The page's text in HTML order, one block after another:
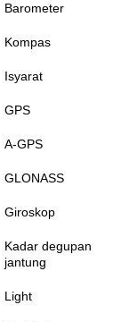
Barometer
Kompas
Isyarat
GPS
A-GPS
GLONASS
Giroskop
Kadar degupan
jantung
Light